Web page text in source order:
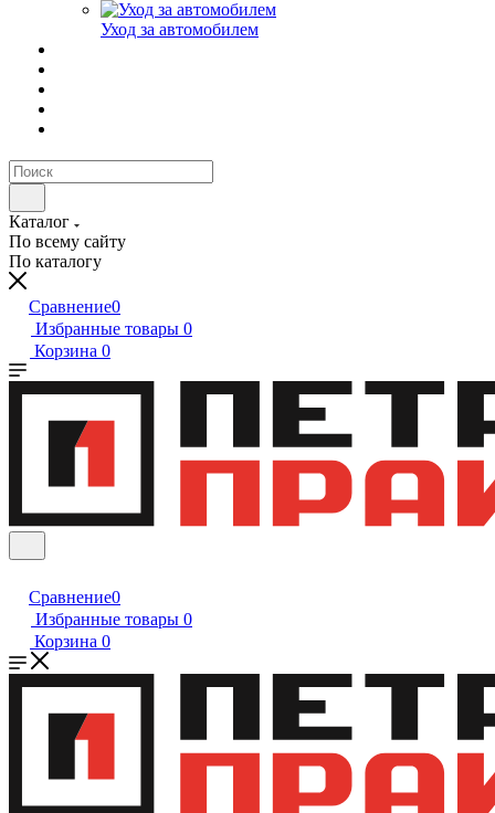
Уход за автомобилем
Каталог
По всему сайту
По каталогу
Сравнение0
Избранные товары 0
Корзина 0
Сравнение0
Избранные товары 0
Корзина 0